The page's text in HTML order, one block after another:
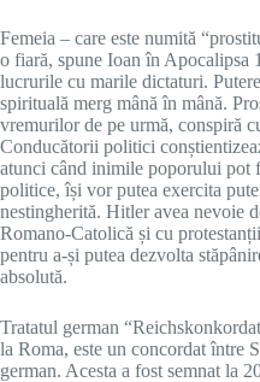
Femeia – care este numită
o fiară, spune Ioan în Apocalipsa
lucrurile cu marile dictaturi.
spirituală merg mână în mână.
vremurilor de pe urmă, conspiră
Conducătorii politici
atunci când inimile poporului pot
politice, își vor putea exercita
nestingherită. Hitler avea nevoie
Romano-Catolică și cu
pentru a-și putea dezvolta
absolută.
Tratatul german
la Roma, este un concordat între
german. Acesta a fost semnat la